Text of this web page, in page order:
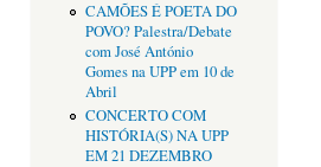
CAMÕES É POETA DO
POVO? Palestra/Debate
com José António
Gomes na UPP em 10 de
Abril
CONCERTO COM
HISTÓRIA(S) NA UPP
EM 21 DEZEMBRO